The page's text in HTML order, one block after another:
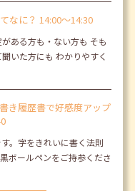
なに？ 14:00～14:30
ある方も・ない方も そも
いた方にも わかりやすく
き履歴書で好感度アップ
。字をきれいに書く法則
ボールペンをご持参くださ